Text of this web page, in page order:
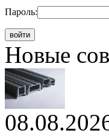
Пароль:
Новые